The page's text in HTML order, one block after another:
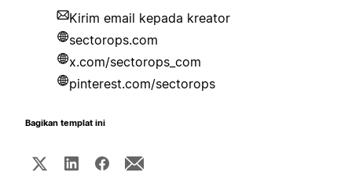
Kirim email kepada kreator
sectorops.com
x.com/sectorops_com
pinterest.com/sectorops
Bagikan templat ini